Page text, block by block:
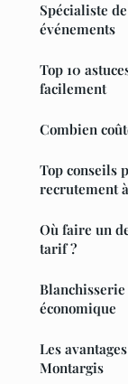
Spécialiste
événements
Top 10
facilement
Combien
Top conseils
recrutement
Où faire un
tarif ?
économique
Les
Montargis